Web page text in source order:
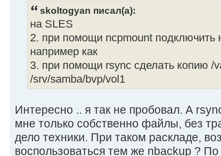
skoltogyan писал(а):
на SLES
2. при помощи ncpmount подключить
например как
3. при помощи rsync сделать копию /
/srv/samba/bvp/vol1
Интересно .. я так не пробовал. А
мне только собственно файлы, без
дело техники. При таком раскладе,
воспользоваться тем же nbackup ?